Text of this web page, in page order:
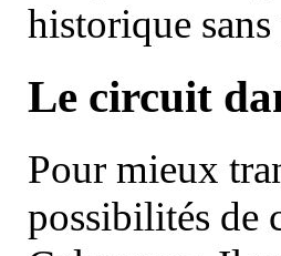
historique
Le circuit
Pour mieux
possibilités de